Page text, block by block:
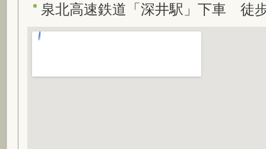
泉北高速鉄道「深井駅」下車 徒